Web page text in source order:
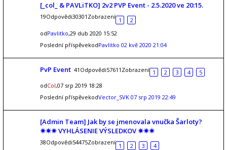
[_col_ & PAVLiTKO] 2v2 PVP Event - 2.5.2020 ve 20:15.
19Odpovědi30301Zobrazení 1
2
odPavlitko,29 dub 2020 15:52
Poslední příspěvekodPavlitko 02 kvě 2020 21:04
PvP Event 41Odpovědi57611Zobrazení 1 2 3 4
5
odCol,07 srp 2019 18:28
Poslední příspěvekodVector_SVK 07 srp 2019 22:49
[Admin Team] Jak by se jmenovala vnučka Šarloty?
✷✷✷ VYHLÁSENIE VÝSLEDKOV ✷✷✷
38Odpovědi54475Zobrazení 1 2 3
4